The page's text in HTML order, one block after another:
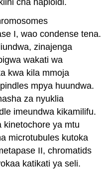
I, wao condense tena.
zinajenga
wakati wa
kwa kila mmoja
mpya huundwa.
za nyuklia
imeundwa kikamilifu.
kinetochore ya mtu
microtubules kutoka
II, chromatids
katikati ya seli.